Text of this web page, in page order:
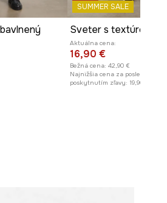
SUMMER SALE
Aktuálna cena:
16,90 €
Bežná cena: 42,90 €
Najnižšia cena za posledných
poskytnutím zľavy: 19,90 €